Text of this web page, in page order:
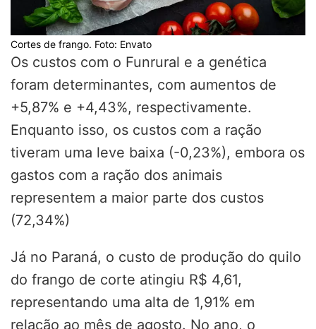
Cortes de frango. Foto: Envato
Os custos com o Funrural e a genética
foram determinantes, com aumentos de
+5,87% e +4,43%, respectivamente.
Enquanto isso, os custos com a ração
tiveram uma leve baixa (-0,23%), embora os
gastos com a ração dos animais
representem a maior parte dos custos
(72,34%)
Já no Paraná, o custo de produção do quilo
do frango de corte atingiu R$ 4,61,
representando uma alta de 1,91% em
relação ao mês de agosto. No ano, o